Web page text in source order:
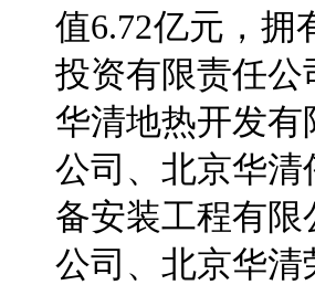
值6.72亿元，拥
投资有限责任
华清地热开发
公司、北京华
备安装工程有
公司、北京华